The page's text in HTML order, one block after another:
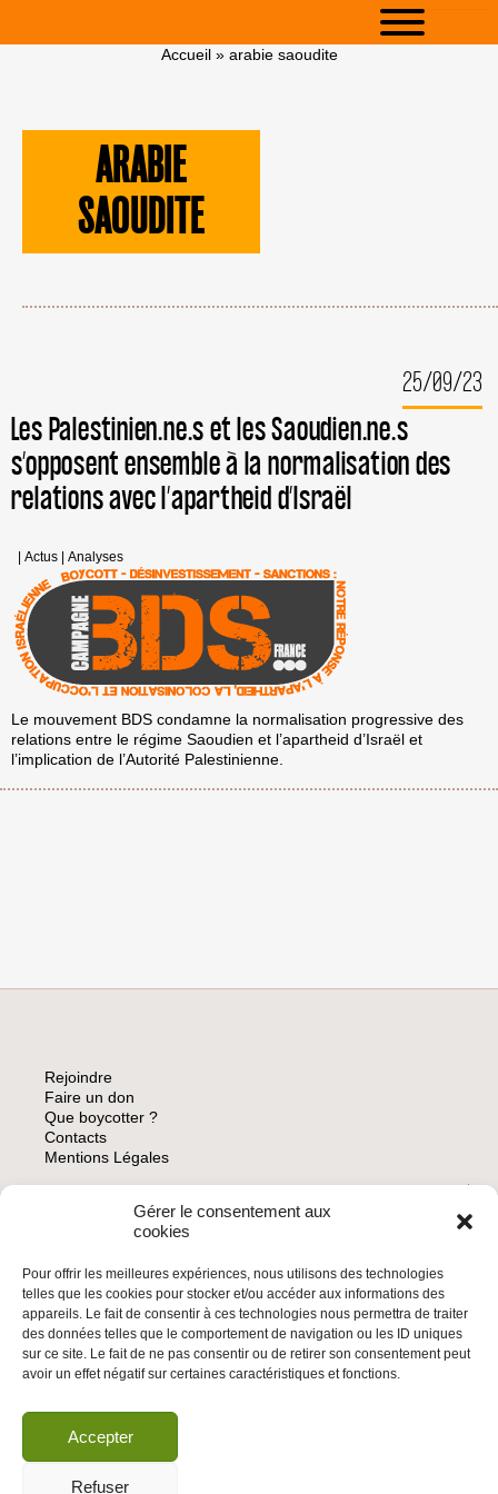
Gérer le consentement aux
cookies
Pour offrir les meilleures expériences, nous utilisons des technologies
telles que les cookies pour stocker et/ou accéder aux informations des
appareils. Le fait de consentir à ces technologies nous permettra de traiter
des données telles que le comportement de navigation ou les ID uniques
sur ce site. Le fait de ne pas consentir ou de retirer son consentement peut
avoir un effet négatif sur certaines caractéristiques et fonctions.
Accepter
Refuser
Accueil» arabie saoudite
ARABIE
SAOUDITE
25/09/23
Les Palestinien.ne.s et les Saoudien.ne.s
s’opposent ensemble à la normalisation des
relations avec l’apartheid d’Israël
Actus| Analyses
Le mouvement BDS condamne la normalisation progressive des
relations entre le régime Saoudien et l’apartheid d’Israël et
l’implication de l’Autorité Palestinienne.
Rejoindre
Faire un don
Que boycotter ?
Contacts
Mentions Légales
ARCHIVES
INSCRIVEZ-VOUS À LA NEWSLETTER
Inscrivez-vous à la Newsletter
Valider